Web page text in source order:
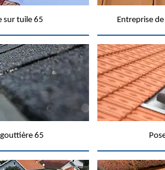
sur tuile 65 Entreprise
65